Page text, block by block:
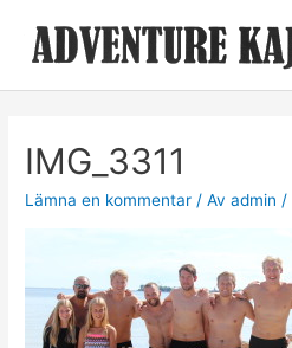
innehåll
IMG_3311
Lämna en kommentar / Av admin/